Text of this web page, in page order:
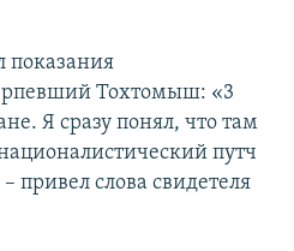
показания
Тохтомыш: «3
Я сразу понял, что там
путч
привел слова свидетеля